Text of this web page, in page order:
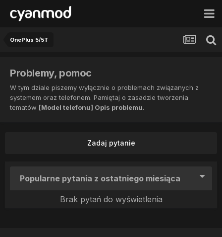
OnePlus 5/5T
Problemy, pomoc
W tym dziale piszemy wyłącznie o problemach związanych z
systemem oraz telefonem. Pamiętaj o zasadzie tworzenia
tematów [Model telefonu] Opis problemu.
Zadaj pytanie
Popularne pytania z ostatniego miesiąca
Brak pytań do wyświetlenia